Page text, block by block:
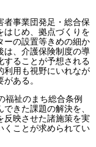
者事業団発足・総合保
はじめ、拠点づくりを
ーの設置等きめの細か
は、介護保険制度の導
することが予想される
利用も視野にいれなが
ある。
福祉のまち総合条例
きた課題の解決を、
反映させた諸施策を実
くことが求められてい